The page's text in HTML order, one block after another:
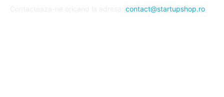
contact@startupshop.ro